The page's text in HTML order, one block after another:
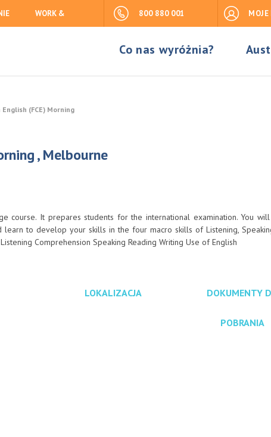
WORK & 800 880 001 MOJE
Co nas wyróżnia?
(FCE) Morning
, Melbourne
course. It prepares students for the international examination. You
to develop your skills in the four macro skills of Listening,
Comprehension Speaking Reading Writing Use of English
LOKALIZACJA DOKUMENTY
POBRANIA